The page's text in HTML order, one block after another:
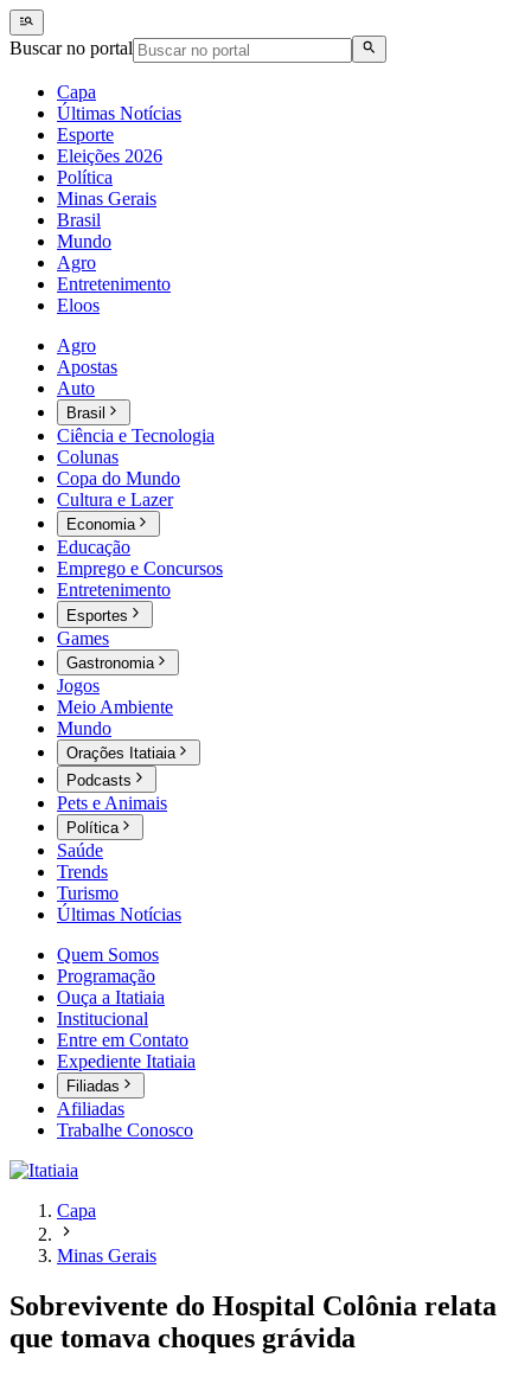
Buscar no portal
Capa
Últimas Notícias
Esporte
Eleições 2026
Política
Minas Gerais
Brasil
Mundo
Agro
Entretenimento
Eloos
Agro
Apostas
Auto
Brasil
Ciência e Tecnologia
Colunas
Copa do Mundo
Cultura e Lazer
Economia
Educação
Emprego e Concursos
Entretenimento
Esportes
Games
Gastronomia
Jogos
Meio Ambiente
Mundo
Orações Itatiaia
Podcasts
Pets e Animais
Política
Saúde
Trends
Turismo
Últimas Notícias
Quem Somos
Programação
Ouça a Itatiaia
Institucional
Entre em Contato
Expediente Itatiaia
Filiadas
Afiliadas
Trabalhe Conosco
Capa
Minas Gerais
Sobrevivente do Hospital Colônia relata
que tomava choques grávida